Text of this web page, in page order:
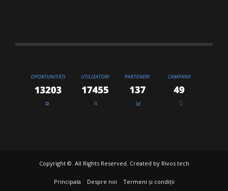
Copyright ©. All Rights Reserved. Created by Rivos.tech
Principala Despre noi
Termeni și condiții